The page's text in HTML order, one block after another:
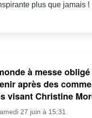
plus que jamais !
à messe obligé
après des
visant Christine
27 juin à 15:31